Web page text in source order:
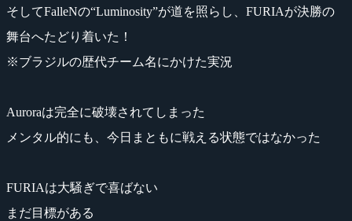
そしてFalleNの“Luminosity”が道を照らし、FURIAが決勝の
舞台へたどり着いた！
※ブラジルの歴代チーム名にかけた実況
Auroraは完全に破壊されてしまった
メンタル的にも、今日まともに戦える状態ではなかった
FURIAは大騒ぎで喜ばない
まだ目標がある